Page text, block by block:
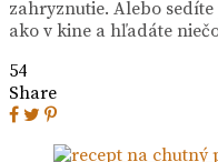
zahryznutie. Alebo
ako v kine a hľadáte
54
Share